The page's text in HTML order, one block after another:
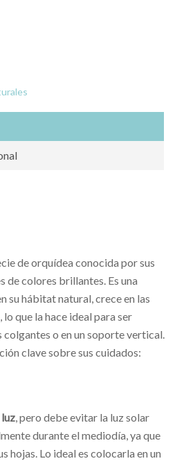
de orquídea conocida por sus
de colores brillantes. Es una
su hábitat natural, crece en las
que la hace ideal para ser
colgantes o en un soporte vertical.
clave sobre sus cuidados:
, pero debe evitar la luz solar
durante el mediodía, ya que
hojas. Lo ideal es colocarla en un